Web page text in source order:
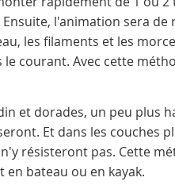
l'animation sera
les filaments et les
courant. Avec cette
et dorades, un peu plus
Et dans les couches
résisteront pas. Cette
bateau ou en kayak.